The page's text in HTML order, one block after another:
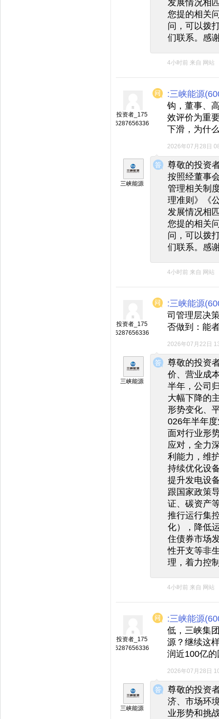
发展情况相
您提的相关
问，可以拨
们联系。感
4小时前 来自 网站
投资者_175
6287656336
:三峡能源
钩，董事、
效评价为重
下滑，为什
2026年07月28日
◆
◆
三峡能源
尊敬的投资
按照经董事
管理相关制
理准则》《
发展情况相
您提的相关
问，可以拨
们联系。感
4小时前 来自 网站
投资者_175
6287656336
:三峡能源
司管理层决
否做到：能
2026年07月22日
◆
◆
三峡能源
尊敬的投资
价、营业成
半年，公司
大幅下降的
形势变化、
026年半年
面对行业形
应对，全力
利能力，维
持续优化设
提升发电设
跟国家政策
证、碳资产
推行运行集
化），降低
住债券市场
性开支等非
理，着力控
4小时前 来自 网站
投资者_175
6287656336
:三峡能源
低，三峡集
源？继续这
润近100亿
2026年07月28日
◆
◆
三峡能源
尊敬的投资
济、市场环
业形势和挑